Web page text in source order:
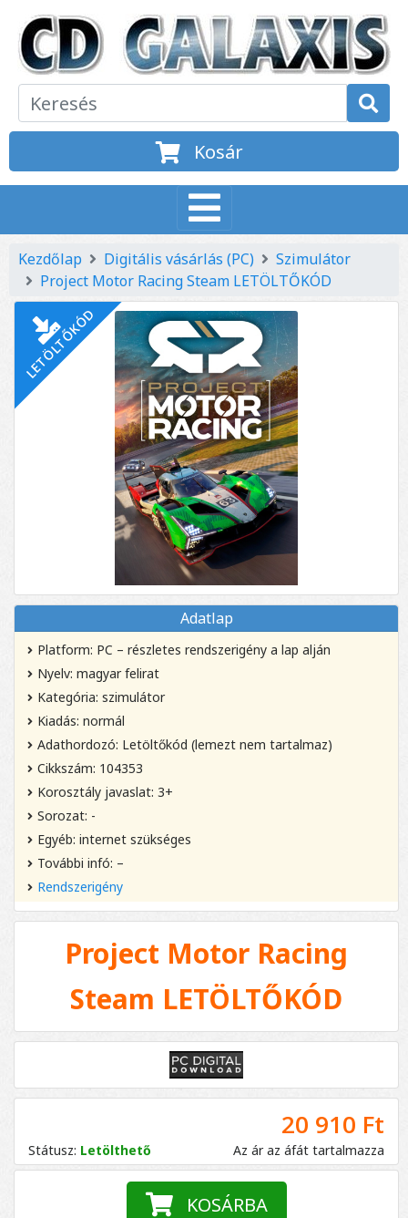
Kosár
Kezdőlap Digitális vásárlás (PC)
Szimulátor
Project Motor Racing Steam LETÖLTŐKÓD
LETÖLTŐKÓD
Adatlap
Platform: PC – részletes rendszerigény a lap alján
Nyelv: magyar felirat
Kategória: szimulátor
Kiadás: normál
Adathordozó: Letöltőkód (lemezt nem tartalmaz)
Cikkszám: 104353
Korosztály javaslat: 3+
Sorozat: -
Egyéb: internet szükséges
További infó: –
Rendszerigény
Project Motor Racing
Steam LETÖLTŐKÓD
Státusz: Letölthető
20 910 Ft
Az ár az áfát tartalmazza
KOSÁRBA